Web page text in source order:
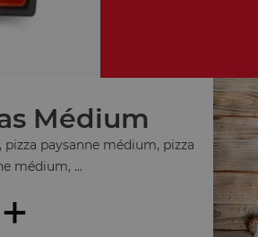
Médium
paysanne médium, pizza
médium, ...
+